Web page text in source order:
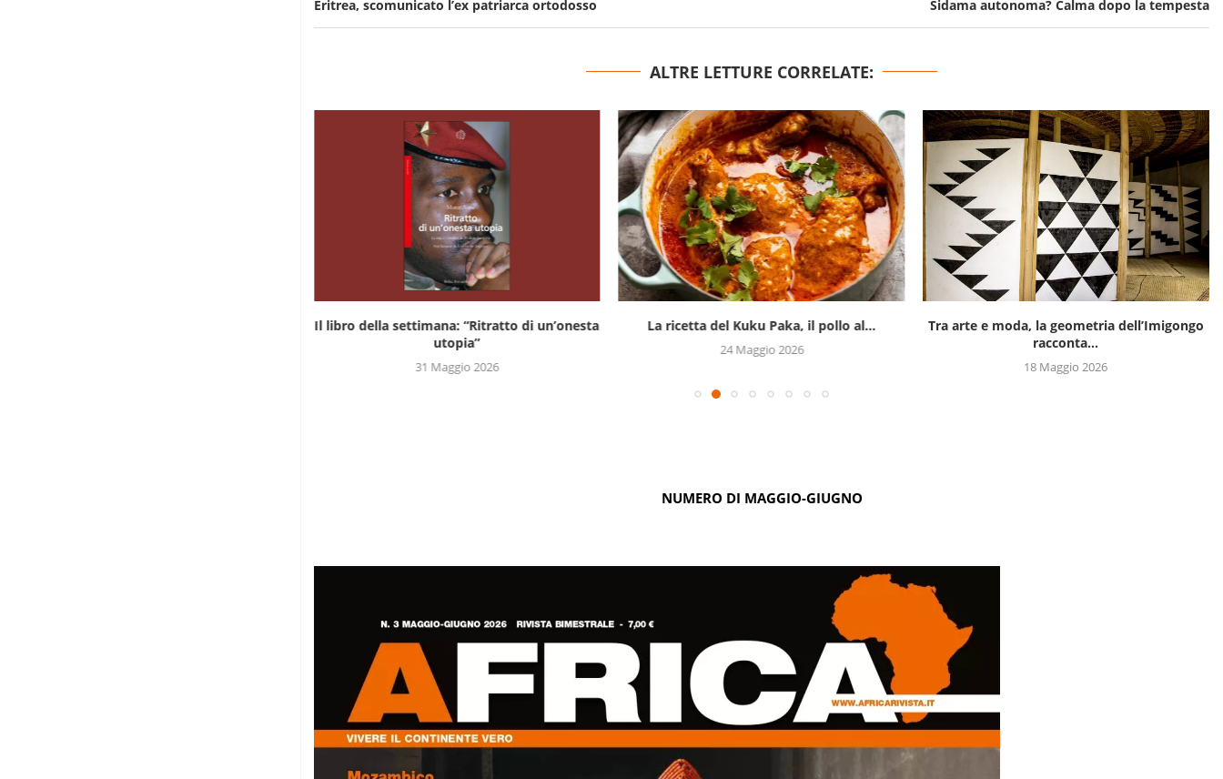
Eritrea, scomunicato l’ex patriarca ortodosso Sidama autonoma? Calma dopo la tempesta
ALTRE LETTURE CORRELATE:
Il libro della settimana: “Ritratto di un’onesta
utopia”
31 Maggio 2026
La ricetta del Kuku Paka, il pollo al...
24 Maggio 2026
Tra arte e moda, la geometria dell’Imigongo
racconta...
18 Maggio 2026
NUMERO DI MAGGIO-GIUGNO